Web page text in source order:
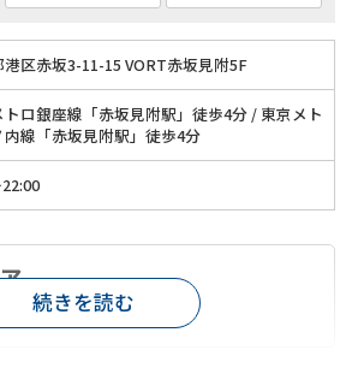
港区赤坂3-11-15 VORT赤坂見附5F
トロ銀座線「赤坂見附駅」徒歩4分 / 東京メト
内線「赤坂見附駅」徒歩4分
続きを読む